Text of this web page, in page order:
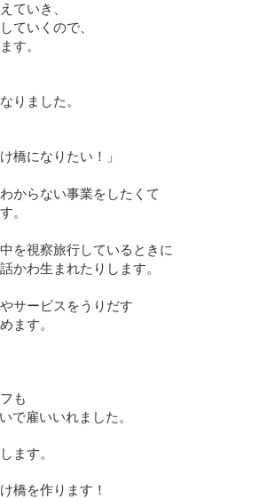
ていき、
ていくので、
す。
りました。
橋になりたい！」
からない事業をしたくて
。
を視察旅行しているときに
かわ生まれたりします。
サービスをうりだす
ます。
も
で雇いいれました。
ます。
橋を作ります！